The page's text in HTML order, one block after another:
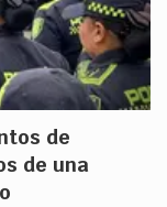
de
de una